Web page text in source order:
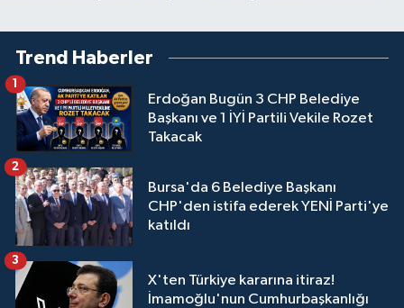
Trend Haberler
Erdoğan Bugün 3 CHP Belediye
Başkanı ve 1 İYİ Partili Vekile Rozet
Takacak
1
Bursa'da 6 Belediye Başkanı
CHP'den istifa ederek YENİ Parti'ye
katıldı
2
X'ten Türkiye kararına itiraz!
İmamoğlu'nun Cumhurbaşkanlığı
3